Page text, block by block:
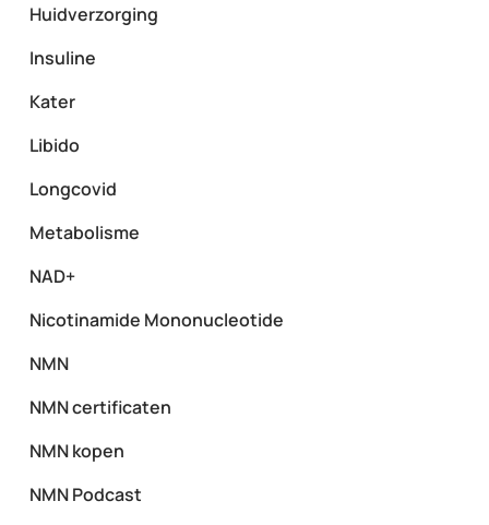
Huidverzorging
Insuline
Kater
Libido
Longcovid
Metabolisme
NAD+
Nicotinamide Mononucleotide
NMN
NMN certificaten
NMN kopen
NMN Podcast